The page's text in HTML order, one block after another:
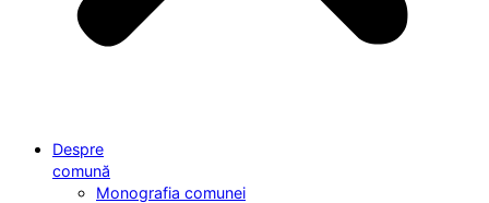
Despre
comună
Monografia comunei